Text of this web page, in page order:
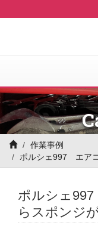
作業事例
ポルシェ997 エア
ポルシェ
らスポンジ